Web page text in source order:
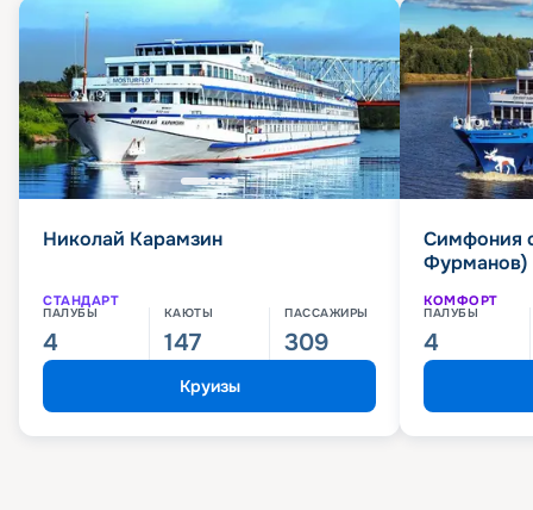
Николай Карамзин
СТАНДАРТ
ПАЛУБЫ
4
КАЮТЫ
147
ПАССАЖИРЫ
309
Круизы
Симфония
Фурманов)
КОМФОРТ
ПАЛУБЫ
4